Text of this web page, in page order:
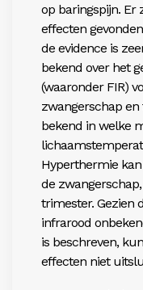
op baringspijn. Er
effecten
de evidence is
bekend over het
(waaronder FIR)
zwangerschap en
bekend in welke
Hyperthermie
de
trimester. Gezien
infrarood
is beschreven,
effecten niet